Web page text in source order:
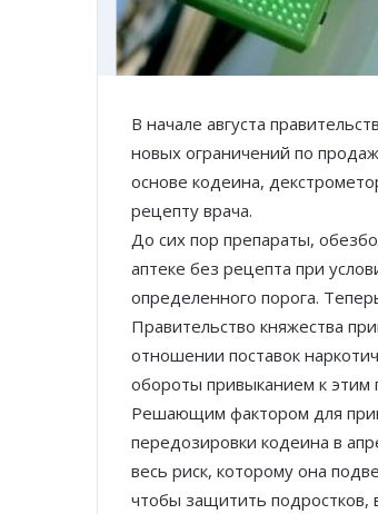
В начале августа
новых ограничений по
основе кодеина,
рецепту врача.
До сих пор препараты,
аптеке без рецепта при
определенного порога.
Правительство княжества
отношении поставок
обороты привыканием к
Решающим фактором для
передозировки кодеина в
весь риск, которому она
чтобы защитить подростков,